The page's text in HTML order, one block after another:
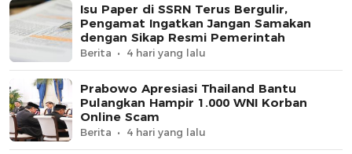
Isu Paper di SSRN Terus Bergulir,
Pengamat Ingatkan Jangan Samakan
dengan Sikap Resmi Pemerintah
Berita 4 hari yang lalu
Prabowo Apresiasi Thailand Bantu
Pulangkan Hampir 1.000 WNI Korban
Online Scam
Berita 4 hari yang lalu